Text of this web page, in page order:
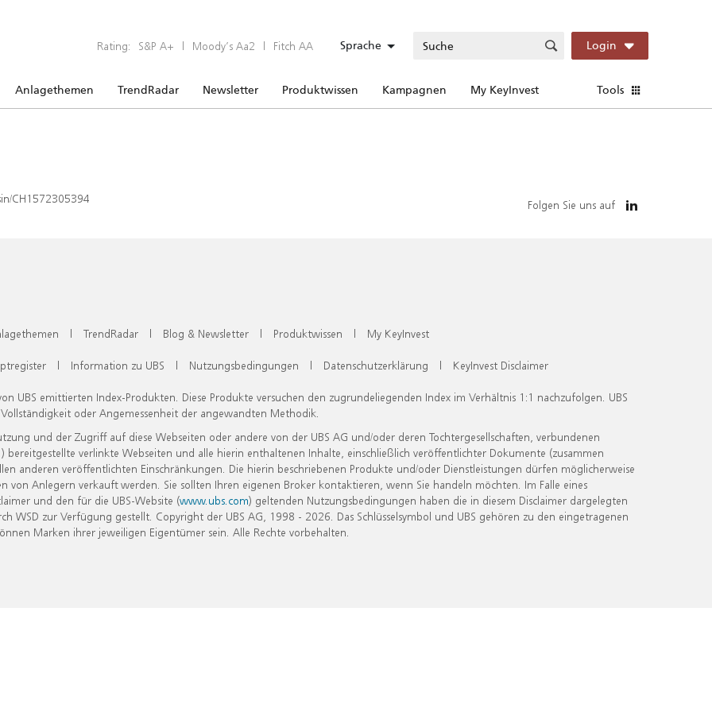
Rating: S&P A+ | Moody’s Aa2 | Fitch AA Sprache Login
Anlagethemen TrendRadar Newsletter Produktwissen Kampagnen My KeyInvest Tools
CH1572305394 Folgen Sie uns auf
| TrendRadar | Blog & Newsletter | Produktwissen | My KeyInvest
| Information zu UBS | Nutzungsbedingungen | Datenschutzerklärung | KeyInvest Disclaimer
UBS emittierten Index-Produkten. Diese Produkte versuchen den zugrundeliegenden Index im Verhältnis 1:1 nachzufolgen. UBS
oder Angemessenheit der angewandten Methodik.
und der Zugriff auf diese Webseiten oder andere von der UBS AG und/oder deren Tochtergesellschaften, verbundenen
verlinkte Webseiten und alle hierin enthaltenen Inhalte, einschließlich veröffentlichter Dokumente (zusammen
anderen veröffentlichten Einschränkungen. Die hierin beschriebenen Produkte und/oder Dienstleistungen dürfen möglicherweise
Anlegern verkauft werden. Sie sollten Ihren eigenen Broker kontaktieren, wenn Sie handeln möchten. Im Falle eines
und den für die UBS-Website (www.ubs.com) geltenden Nutzungsbedingungen haben die in diesem Disclaimer dargelegten
zur Verfügung gestellt. Copyright der UBS AG, 1998 - 2026. Das Schlüsselsymbol und UBS gehören zu den eingetragenen
Marken ihrer jeweiligen Eigentümer sein. Alle Rechte vorbehalten.